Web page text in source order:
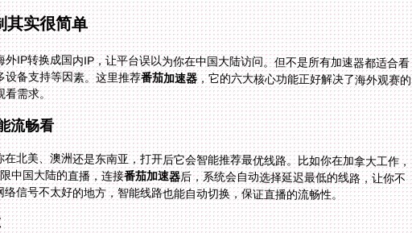
其实很简单
IP转换成国内IP，让平台误以为你在中国大陆访问。但不是所有加速器都适合看
备支持等因素。这里推荐番茄加速器，它的六大核心功能正好解决了海外观赛的
看需求。
流畅看
北美、澳洲还是东南亚，打开后它会智能推荐最优线路。比如你在加拿大工作，
中国大陆的直播，连接番茄加速器后，系统会自动选择延迟最低的线路，让你不
信号不太好的地方，智能线路也能自动切换，保证直播的流畅性。